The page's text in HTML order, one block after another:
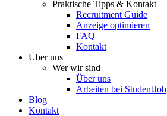
Praktische Tipps & Kontakt
Recruitment Guide
Anzeige optimieren
FAQ
Kontakt
Über uns
Wer wir sind
Über uns
Arbeiten bei StudentJob
Blog
Kontakt